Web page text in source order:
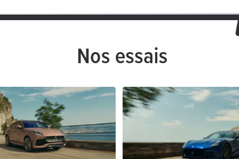
Nos essais